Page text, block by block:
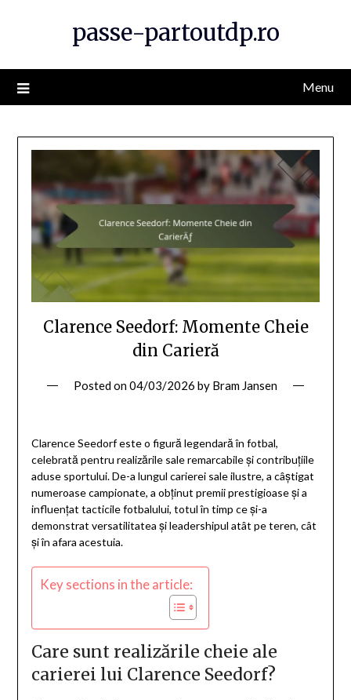
passe-partoutdp.ro
Menu
Clarence Seedorf: Momente Cheie
din Carieră
Posted on04/03/2026 by Bram Jansen
Clarence Seedorf este o figură legendară în fotbal,
celebrată pentru realizările sale remarcabile și contribuțiile
aduse sportului. De-a lungul carierei sale ilustre, a câștigat
numeroase campionate, a obținut premii prestigioase și a
influențat tacticile fotbalului, totul în timp ce și-a
demonstrat versatilitatea și leadershipul atât pe teren, cât
și în afara acestuia.
Key sections in the article:
Care sunt realizările cheie ale
carierei lui Clarence Seedorf?